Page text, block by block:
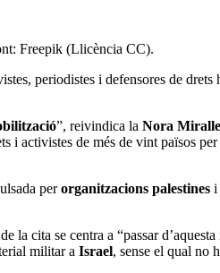
Freepik (Llicència CC).
periodistes i defensores de
”, reivindica la Nora
i activistes de més de vint països
perorganitzacions palestines i
la cita se centra a “passar
militar a Israel, sense el qual no